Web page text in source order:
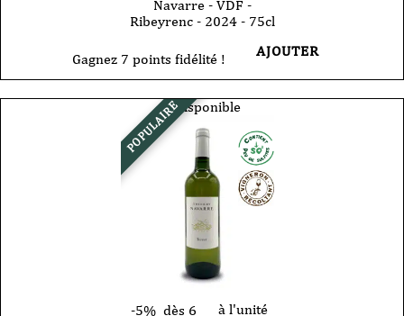
Navarre - VDF -
Ribeyrenc - 2024 - 75cl
Gagnez 7 points fidélité ! AJOUTER
POPULAIREIndisponible
-5% dès 6
à l'unité